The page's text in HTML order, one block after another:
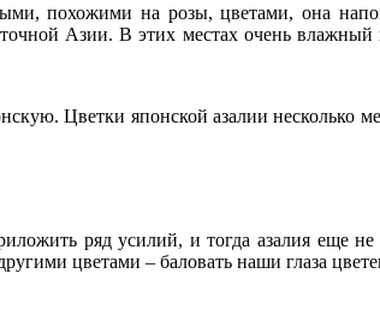
похожими на розы, цветами, она
Азии. В этих местах очень
Цветки японской азалии несколько
ряд усилий, и тогда азалия еще
цветами – баловать наши глаза